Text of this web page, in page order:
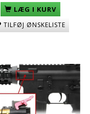
LÆG I KURV
TILFØJ ØNSKELISTE